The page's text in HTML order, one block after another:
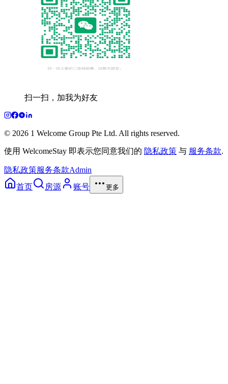
扫一扫，加我为好友
© 2026 1 Welcome Group Pte Ltd. All rights reserved.
使用 WelcomeStay 即表示您同意我们的 隐私政策 与 服务条款.
隐私政策服务条款Admin
首页
房源 账号 更多